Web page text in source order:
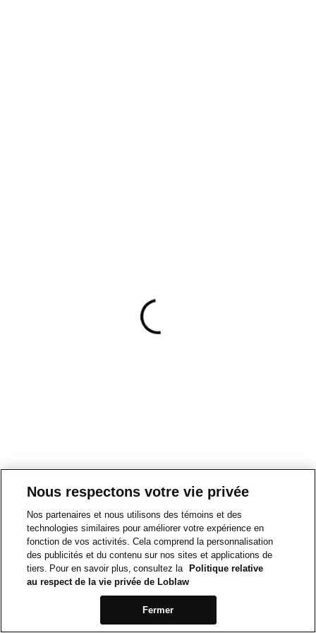
Nous respectons votre vie privée
Nos partenaires et nous utilisons des témoins et des
technologies similaires pour améliorer votre expérience en
fonction de vos activités. Cela comprend la personnalisation
des publicités et du contenu sur nos sites et applications de
tiers. Pour en savoir plus, consultez la
Politique relative
au respect de la vie privée de Loblaw
Fermer